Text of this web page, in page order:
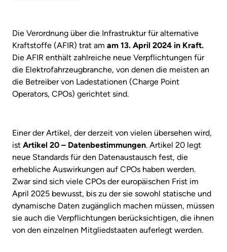
Die Verordnung über die Infrastruktur für alternative
Kraftstoffe (AFIR) trat am am 13. April 2024 in Kraft.
Die AFIR enthält zahlreiche neue Verpflichtungen für
die Elektrofahrzeugbranche, von denen die meisten an
die Betreiber von Ladestationen (Charge Point
Operators, CPOs) gerichtet sind.
Einer der Artikel, der derzeit von vielen übersehen wird,
ist Artikel 20 – Datenbestimmungen. Artikel 20 legt
neue Standards für den Datenaustausch fest, die
erhebliche Auswirkungen auf CPOs haben werden.
Zwar sind sich viele CPOs der europäischen Frist im
April 2025 bewusst, bis zu der sie sowohl statische und
dynamische Daten zugänglich machen müssen, müssen
sie auch die Verpflichtungen berücksichtigen, die ihnen
von den einzelnen Mitgliedstaaten auferlegt werden.